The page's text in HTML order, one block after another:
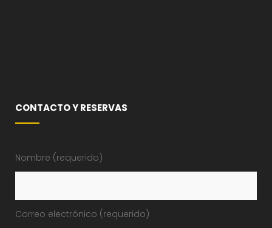
CONTACTO Y RESERVAS
Nombre (requerido)
Correo electrónico (requerido)